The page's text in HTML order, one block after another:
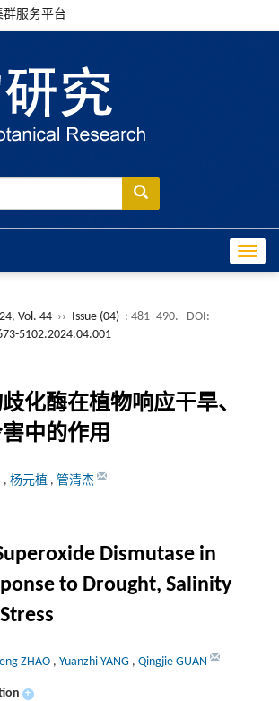
服务平台
Vol. 44 ›› Issue (04) : 481 -490.
DOI:
5102.2024.04.001
化酶在植物响应干旱、
中的作用
, 杨元植 , 管清杰
Dismutase in
to Drought, Salinity
ZHAO , Yuanzhi YANG , Qingjie GUAN
+